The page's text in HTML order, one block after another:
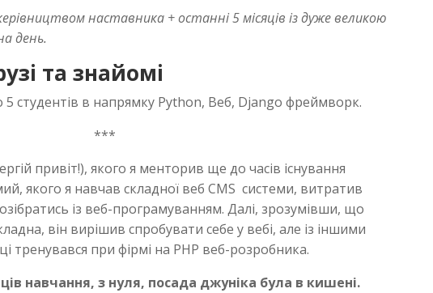
наставника + останні 5 місяців із дуже великою
день.
та знайомі
5 студентів в напрямку Python, Веб, Django фреймворк.
***
привіт!), якого я менторив ще до часів існування
якого я навчав складної веб CMS системи, витратив
із веб-програмуванням. Далі, зрозумівши, що
він вирішив спробувати себе у вебі, але із іншими
тренувався при фірмі на PHP веб-розробника.
навчання, з нуля, посада джуніка була в кишені.